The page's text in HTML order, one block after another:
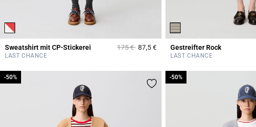
Sweatshirt mit CP-Stickerei Price reduced from
175 €to87,5 €5 out of 5 Customer Rating
LAST CHANCE
Gestreifter Rock
LAST CHANCE
-50%
-50% -50%
-50%